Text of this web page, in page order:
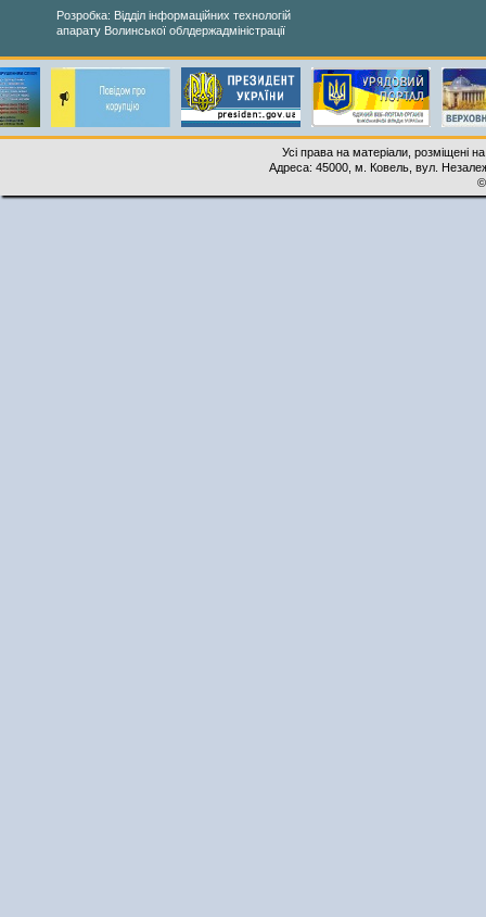
Розробка: Відділ інформаційних технологій
апарату Волинської облдержадміністрації
Усі права на матеріали, розміщені
Адреса: 45000, м. Ковель, вул.